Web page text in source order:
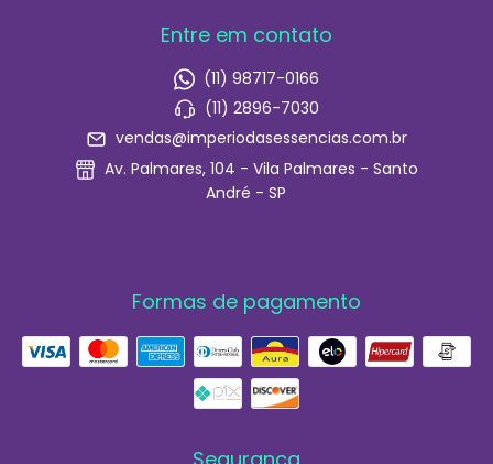
Entre em contato
(11) 98717-0166
(11) 2896-7030
vendas@imperiodasessencias.com.br
Av. Palmares, 104 - Vila Palmares - Santo
André - SP
Formas de pagamento